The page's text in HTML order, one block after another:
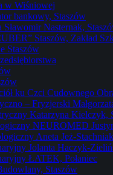
w Wiśniowej
bankowy, Staszów
Nasternak,
Staszów, Zakład
Staszów
ku Czci Cudownego
– Fryzjerski
Katarzyna Kielczyk,
NEUROMED
Aneta Jeż-Stachniak
Jolanta Haczyk-
ŁATEK, Połaniec
Staszów